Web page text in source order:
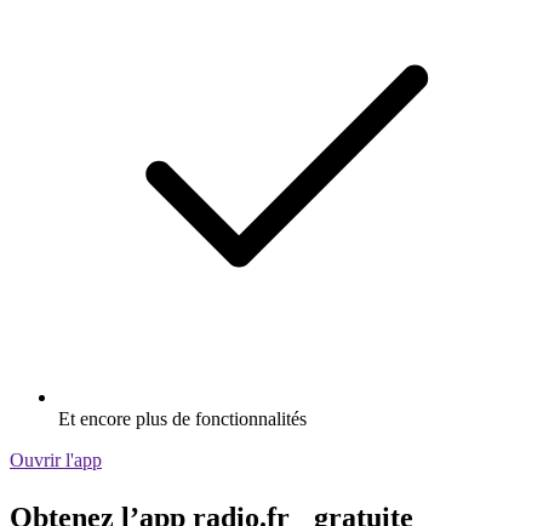
Et encore plus de fonctionnalités
Ouvrir l'app
Obtenez l’app radio.fr gratuite